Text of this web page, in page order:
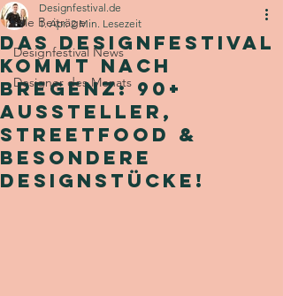
Alle Beiträge
Designfestival News
Designer des Monats
Das Designfestival
kommt nach
Bregenz: 90+
Aussteller,
Streetfood &
besondere
Designstücke!
Designfestival.de
1. Apr. 2 Min. Lesezeit